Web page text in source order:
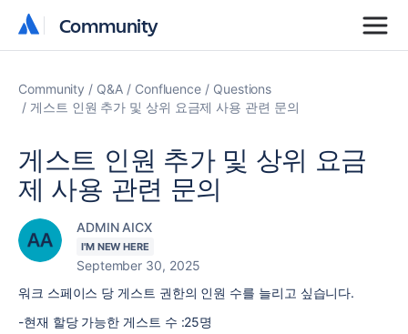
Community
Community
Community Q&A Confluence
Questions
게스트 인원 추가 및 상위 요금제 사용 관련 문의
게스트 인원 추가 및 상위 요금
제 사용 관련 문의
ADMIN AICX
I'M NEW HERE
September 30, 2025
워크 스페이스 당 게스트 권한의 인원 수를 늘리고 싶습니다.
-현재 할당 가능한 게스트 수 :25명